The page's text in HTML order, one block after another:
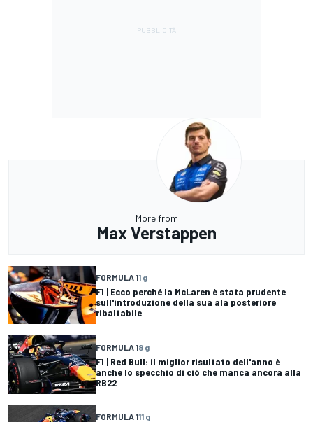
More from
Max Verstappen
FORMULA 11 g
F1 | Ecco perché la McLaren è stata prudente
sull'introduzione della sua ala posteriore
ribaltabile
FORMULA 18 g
F1 | Red Bull: il miglior risultato dell'anno è
anche lo specchio di ciò che manca ancora alla
RB22
FORMULA 111 g